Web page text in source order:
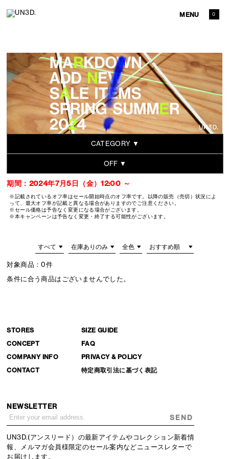
MENU 0
CATEGORY ▼
OFF ▼
期間：2024年7月5日（金）12:00 ～
※記載されているオフ率はセール開始時点のオフ率です。以降の販売（売切）状況によ
って、最大オフ率が記載と異なる場合がありますのでご注意ください。
※セール価格は予告なく変更になる場合がございます。
※本キャンペーンは予告なく変更・終了する可能性がございます。
対象商品：0件
条件に合う商品はございませんでした。
STORES
CONCEPT
COMPANY INFO
CONTACT
SIZE GUIDE
FAQ
PRIVACY & POLICY
特定商取引法に基づく表記
NEWSLETTER
SEND
UN3D.(アンスリード）の最新アイテムやコレクション新着情
報、メルマガ会員様限定のセール案内などニュースレターで
お届けします。